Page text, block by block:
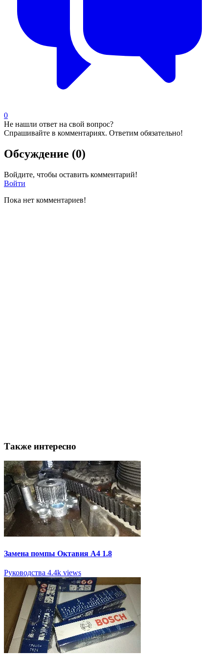
0
Не нашли ответ на свой вопрос?
Спрашивайте в комментариях. Ответим обязательно!
Обсуждение (0)
Войдите, чтобы оставить комментарий!
Войти
Пока нет комментариев!
Также интересно
Замена помпы Октавия А4 1.8
Руководства 4.4k views